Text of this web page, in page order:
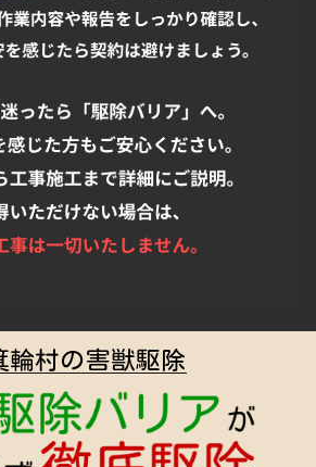
輪村の害獣駆除